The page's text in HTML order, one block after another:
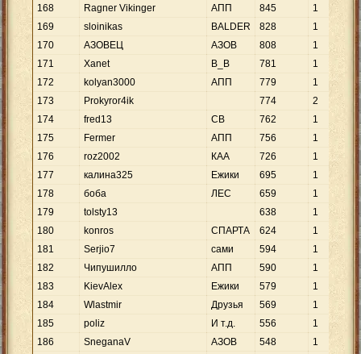
168
Ragner Vikinger АПП 845
1
169
sloinikas BALDER 828
1
170
АЗОВЕЦ АЗОВ 808
1
171
Xanet B_B 781
1
172
kolyan3000 АПП 779
1
173
Prokyror4ik 774
2
174
fred13 СВ 762
1
175
Fermer АПП 756
1
176
roz2002 КАА 726
1
177
калина325 Ежики 695
1
178
боба ЛЕС 659
1
179
tolsty13 638
1
180
konros СПАРТА 624
1
181
Serjio7 сами 594
1
182
Чипушилло АПП 590
1
183
KievAlex Ежики 579
1
184
Wlastmir Друзья 569
1
185
poliz И т.д. 556
1
186
SneganaV АЗОВ 548
1